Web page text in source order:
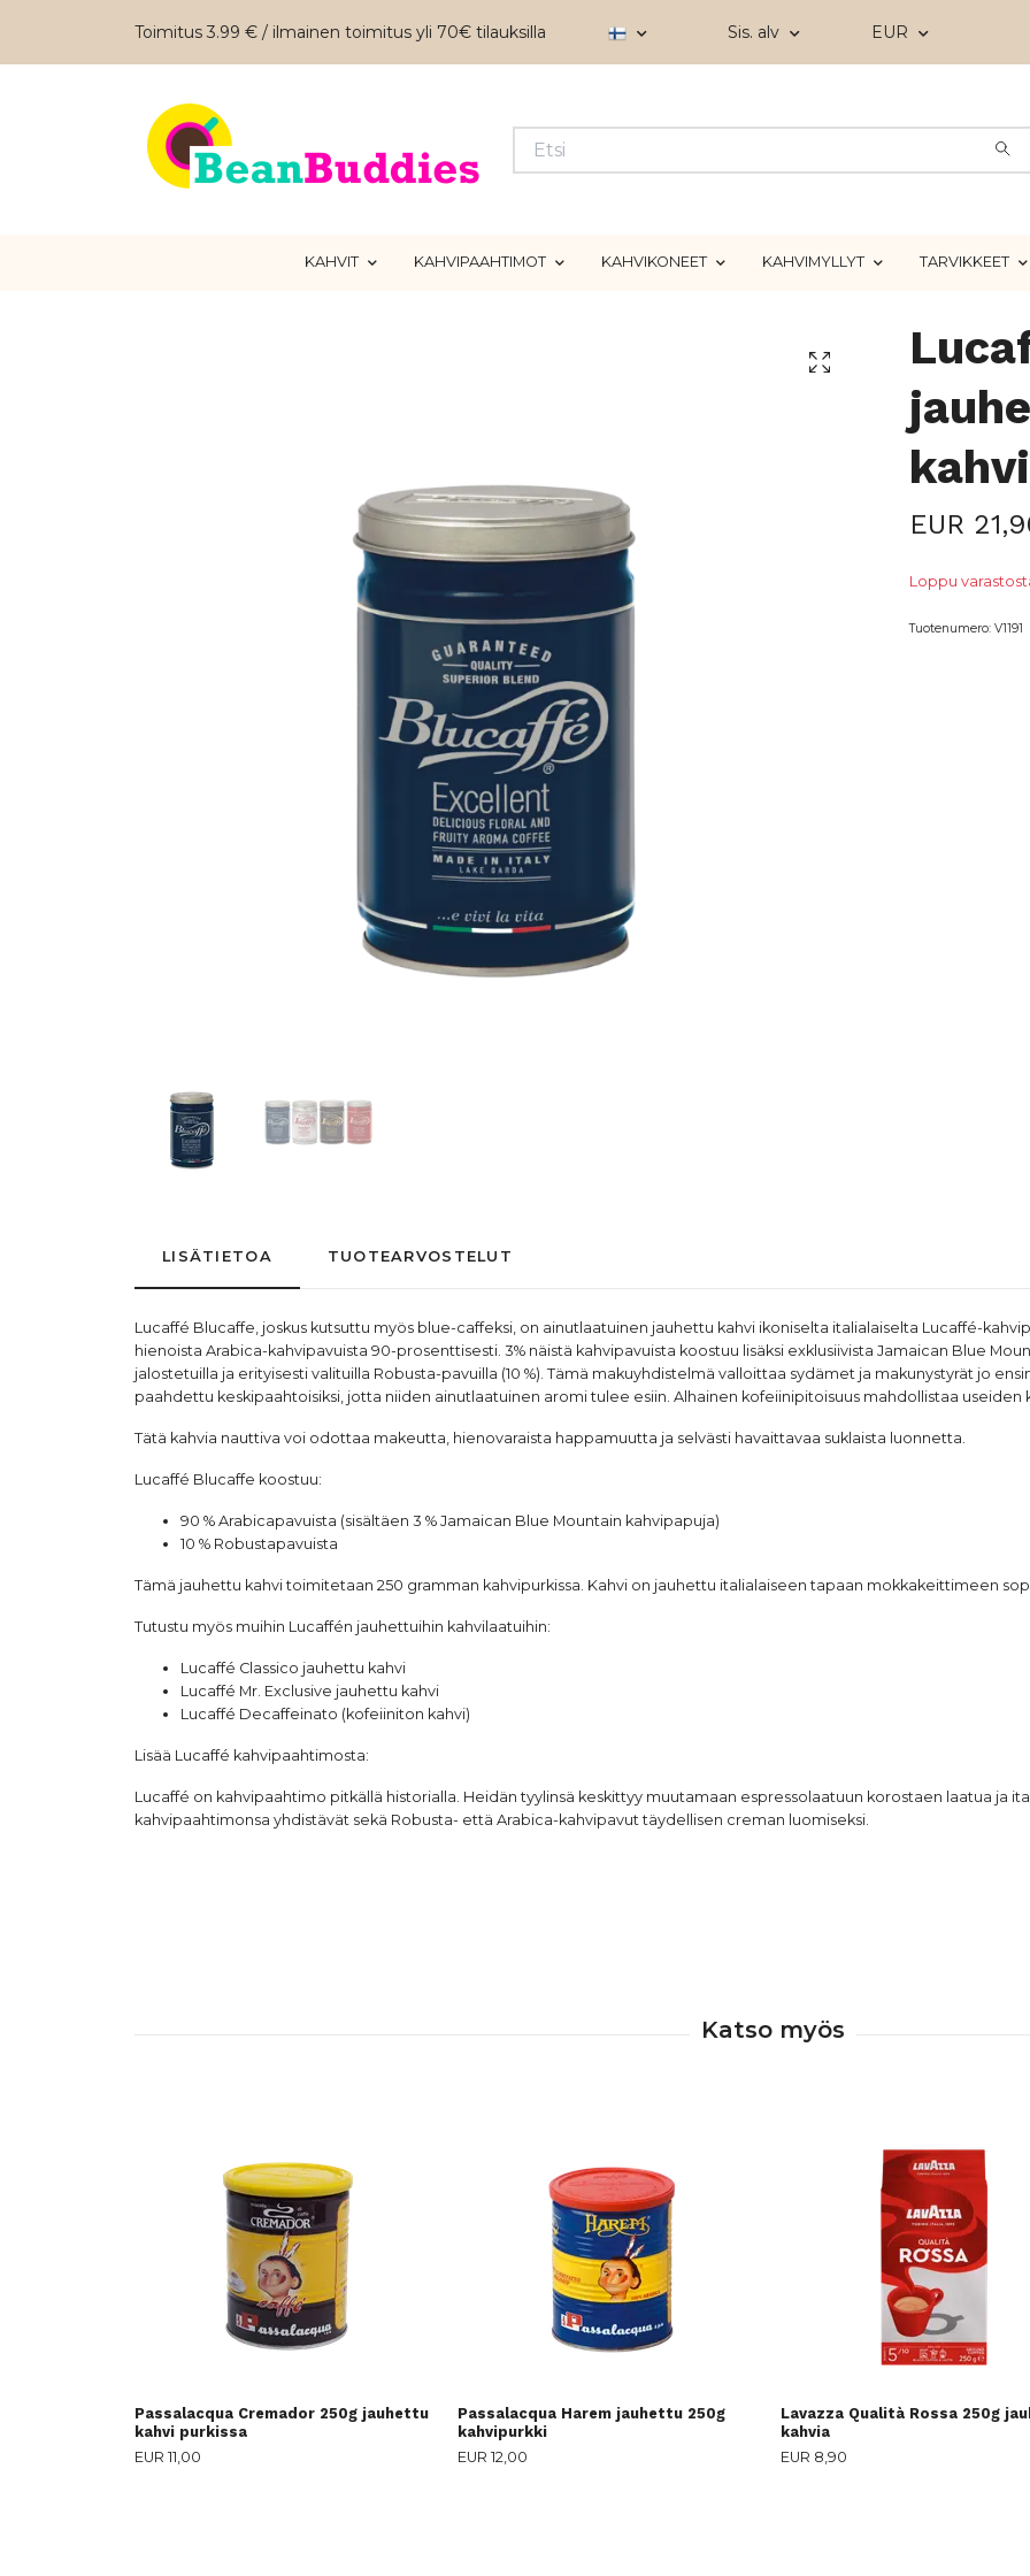
Toimitus 3.99 € / ilmainen toimitus yli 70€ tilauksilla Sis. alv EUR
KAHVIT KAHVIPAAHTIMOT KAHVIKONEET KAHVIMYLLYT TARVIKKEET
EUR
Loppu
Tuotenumero: V1191
LISÄTIETOA TUOTEARVOSTELUT
Lucaffé Blucaffe, joskus kutsuttu myös blue-caffeksi, on ainutlaatuinen jauhettu kahvi ikoniselta italialaiselta Lucaffé-
hienoista Arabica-kahvipavuista 90-prosenttisesti. 3% näistä kahvipavuista koostuu lisäksi exklusiivista Jamaican Blue
jalostetuilla ja erityisesti valituilla Robusta-pavuilla (10 %). Tämä makuyhdistelmä valloittaa sydämet ja makunystyrät jo
paahdettu keskipaahtoisiksi, jotta niiden ainutlaatuinen aromi tulee esiin. Alhainen kofeiinipitoisuus mahdollistaa useiden
Tätä kahvia nauttiva voi odottaa makeutta, hienovaraista happamuutta ja selvästi havaittavaa suklaista luonnetta.
Lucaffé Blucaffe koostuu:
90 % Arabicapavuista (sisältäen 3 % Jamaican Blue Mountain kahvipapuja)
10 % Robustapavuista
Tämä jauhettu kahvi toimitetaan 250 gramman kahvipurkissa. Kahvi on jauhettu italialaiseen tapaan mokkakeittimeen
Tutustu myös muihin Lucaffén jauhettuihin kahvilaatuihin:
Lucaffé Classico jauhettu kahvi
Lucaffé Mr. Exclusive jauhettu kahvi
Lucaffé Decaffeinato (kofeiiniton kahvi)
Lisää Lucaffé kahvipaahtimosta:
Lucaffé on kahvipaahtimo pitkällä historialla. Heidän tyylinsä keskittyy muutamaan espressolaatuun korostaen laatua ja
kahvipaahtimonsa yhdistävät sekä Robusta- että Arabica-kahvipavut täydellisen creman luomiseksi.
Passalacqua Cremador 250g jauhettu
kahvi purkissa
EUR 11,00
Passalacqua Harem jauhettu 250g
kahvipurkki
EUR 12,00
Lavazza Qualità Rossa 250g
kahvia
EUR 8,90